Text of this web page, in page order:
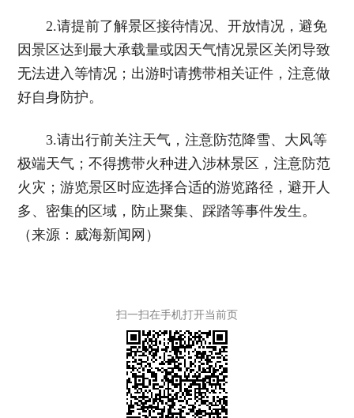
2.请提前了解景区接待情况、开放情况，避免
因景区达到最大承载量或因天气情况景区关闭导致
无法进入等情况；出游时请携带相关证件，注意做
好自身防护。
3.请出行前关注天气，注意防范降雪、大风等
极端天气；不得携带火种进入涉林景区，注意防范
火灾；游览景区时应选择合适的游览路径，避开人
多、密集的区域，防止聚集、踩踏等事件发生。
（来源：威海新闻网）
扫一扫在手机打开当前页